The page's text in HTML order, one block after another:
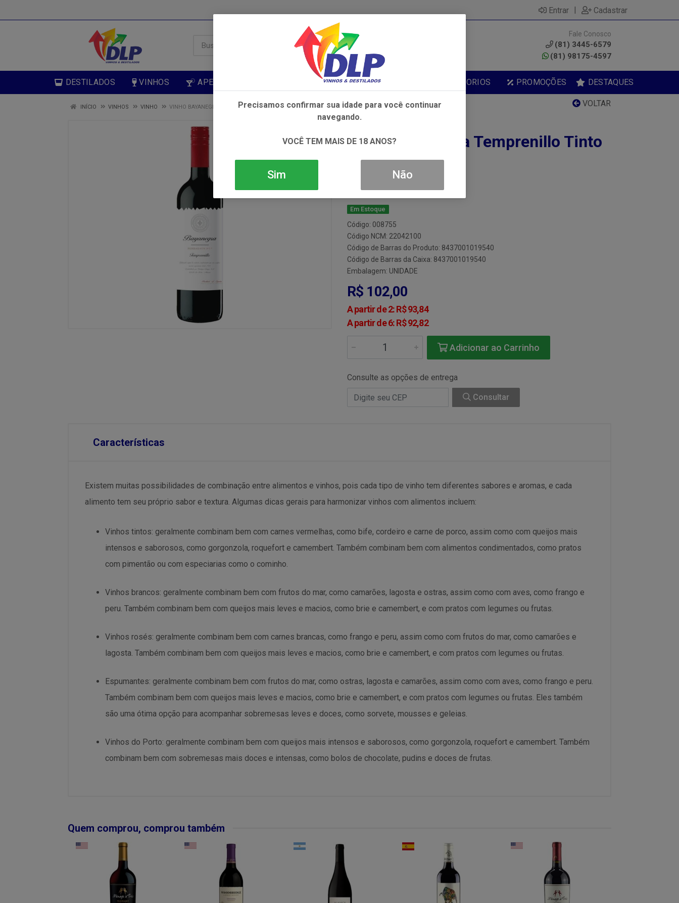
Entrar | Cadastrar
Fale Conosco
(81) 3445-6579
(81) 98175-4597
DESTILADOS VINHOS APERITIVOS NÃO ALCOÓLICOS ALIMENTOS ACESSORIOS PROMOÇÕES DESTAQUES
VOLTAR
INÍCIO VINHOS VINHO VINHO BAYANEGRA TEMPRENILLO TINTO 1X750ML
Vinho Bayanegra Temprenillo Tinto
1x750ml
Em Estoque
Código: 008755
Código NCM: 22042100
Código de Barras do Produto: 8437001019540
Código de Barras da Caixa: 8437001019540
Embalagem: UNIDADE
R$ 102,00
A partir de 2: R$ 93,84
A partir de 6: R$ 92,82
Adicionar ao Carrinho
Consulte as opções de entrega
Consultar
Características
Existem muitas possibilidades de combinação entre alimentos e vinhos, pois cada tipo de vinho tem diferentes sabores e aromas, e cada
alimento tem seu próprio sabor e textura. Algumas dicas gerais para harmonizar vinhos com alimentos incluem:
Vinhos tintos: geralmente combinam bem com carnes vermelhas, como bife, cordeiro e carne de porco, assim como com queijos mais
intensos e saborosos, como gorgonzola, roquefort e camembert. Também combinam bem com alimentos condimentados, como pratos
com pimentão ou com especiarias como o cominho.
Vinhos brancos: geralmente combinam bem com frutos do mar, como camarões, lagosta e ostras, assim como com aves, como frango e
peru. Também combinam bem com queijos mais leves e macios, como brie e camembert, e com pratos com legumes ou frutas.
Vinhos rosés: geralmente combinam bem com carnes brancas, como frango e peru, assim como com frutos do mar, como camarões e
lagosta. Também combinam bem com queijos mais leves e macios, como brie e camembert, e com pratos com legumes ou frutas.
Espumantes: geralmente combinam bem com frutos do mar, como ostras, lagosta e camarões, assim como com aves, como frango e peru.
Também combinam bem com queijos mais leves e macios, como brie e camembert, e com pratos com legumes ou frutas. Eles também
são uma ótima opção para acompanhar sobremesas leves e doces, como sorvete, mousses e geleias.
Vinhos do Porto: geralmente combinam bem com queijos mais intensos e saborosos, como gorgonzola, roquefort e camembert. Também
combinam bem com sobremesas mais doces e intensas, como bolos de chocolate, pudins e doces de frutas.
Quem comprou, comprou também
Precisamos confirmar sua idade para você continuar
navegando.
VOCÊ TEM MAIS DE 18 ANOS?
Sim Não